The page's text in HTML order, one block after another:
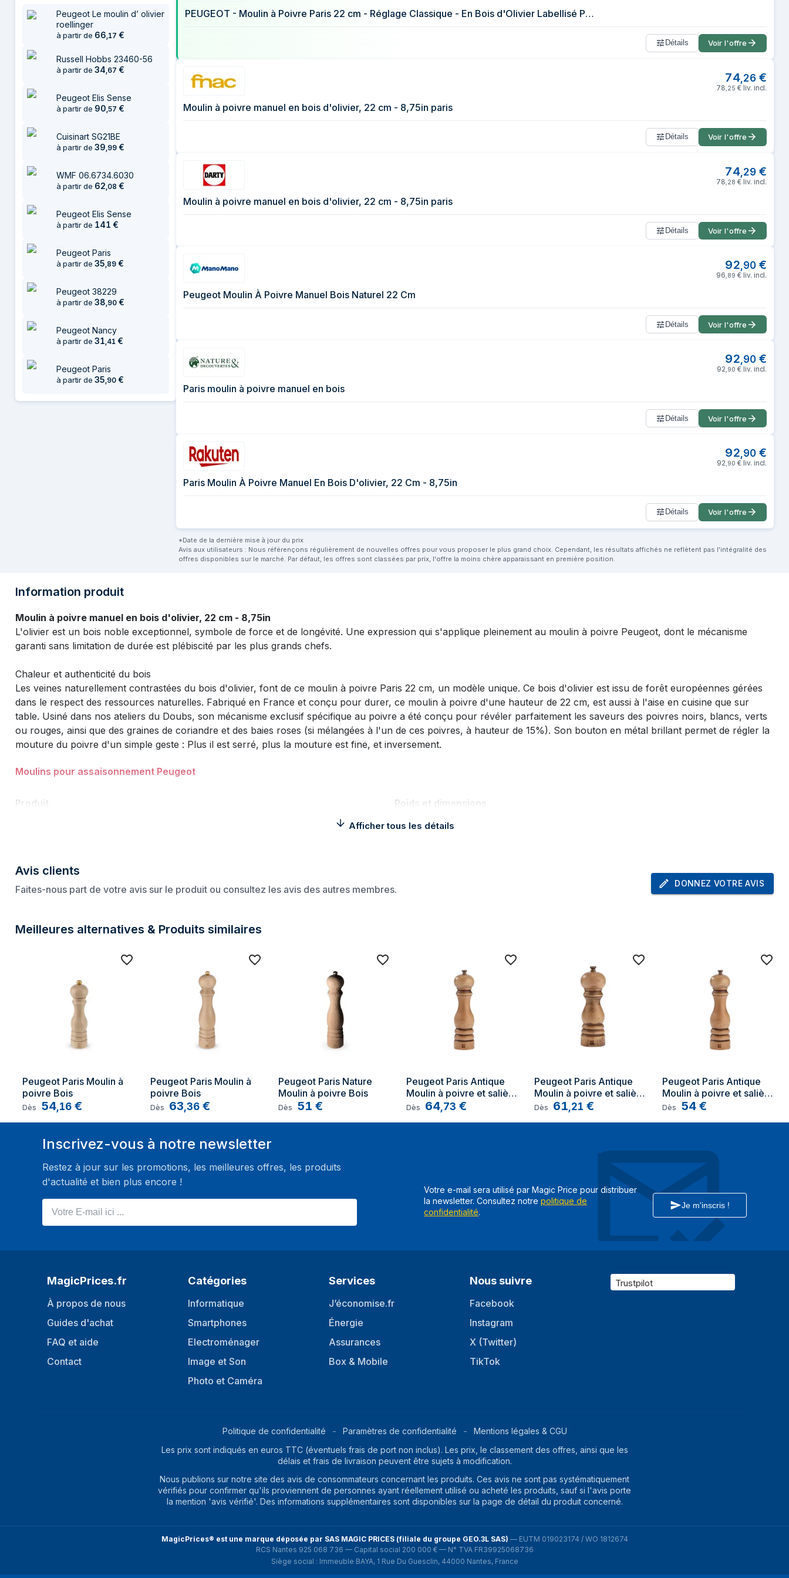
3 août 2026
92,90 €
6 août 2026
6 août 2026
Peugeot Le moulin d’ olivier
roellinger
à partir de 66,17 €
Russell Hobbs 23460-56
à partir de 34,67 €
Peugeot Elis Sense
à partir de 90,57 €
Cuisinart SG21BE
à partir de 39,99 €
WMF 06.6734.6030
à partir de 62,08 €
Peugeot Elis Sense
à partir de 141 €
Peugeot Paris
à partir de 35,89 €
Peugeot 38229
à partir de 38,90 €
Peugeot Nancy
à partir de 31,41 €
Peugeot Paris
à partir de 35,90 €
PEUGEOT - Moulin à Poivre Paris 22 cm - Réglage Classique - En Bois d'Olivier Labellisé PEFC - Fabrication Française
Détails Voir l'offre
74 26 €
78 25 € liv. incl.
Moulin à poivre manuel en bois d'olivier, 22 cm - 8,75in paris
Détails Voir l'offre
74 29 €
78 28 € liv. incl.
Moulin à poivre manuel en bois d'olivier, 22 cm - 8,75in paris
Détails Voir l'offre
92,90 €
96 89 € liv. incl.
Peugeot Moulin À Poivre Manuel Bois Naturel 22 Cm
Détails Voir l'offre
92,90 €
92 90 € liv. incl.
Paris moulin à poivre manuel en bois
Détails Voir l'offre
92 90 €
92 90 € liv. incl.
Paris Moulin À Poivre Manuel En Bois D'olivier, 22 Cm - 8,75in
Détails Voir l'offre
*Date de la dernière mise à jour du prix
Avis aux utilisateurs : Nous référençons régulièrement de nouvelles offres pour vous proposer le plus grand choix. Cependant, les résultats affichés ne reflètent pas l'intégralité des
offres disponibles sur le marché. Par défaut, les offres sont classées par prix, l'offre la moins chère apparaissant en première position.
Information produit
Moulin à poivre manuel en bois d'olivier, 22 cm - 8,75in
L'olivier est un bois noble exceptionnel, symbole de force et de longévité. Une expression qui s'applique pleinement au moulin à poivre Peugeot, dont le mécanisme
garanti sans limitation de durée est plébiscité par les plus grands chefs.
Chaleur et authenticité du bois
Les veines naturellement contrastées du bois d'olivier, font de ce moulin à poivre Paris 22 cm, un modèle unique. Ce bois d'olivier est issu de forêt européennes gérées
dans le respect des ressources naturelles. Fabriqué en France et conçu pour durer, ce moulin à poivre d'une hauteur de 22 cm, est aussi à l'aise en cuisine que sur
table. Usiné dans nos ateliers du Doubs, son mécanisme exclusif spécifique au poivre a été conçu pour révéler parfaitement les saveurs des poivres noirs, blancs, verts
ou rouges, ainsi que des graines de coriandre et des baies roses (si mélangées à l'un de ces poivres, à hauteur de 15%). Son bouton en métal brillant permet de régler la
mouture du poivre d'un simple geste : Plus il est serré, plus la mouture est fine, et inversement.
Moulins pour assaisonnement Peugeot
Produit
Marque
Puissance
Poids et dimensions
Hauteur
Meilleures utilisations Poivre
Données logistiques
Pays d'origine France
Afficher tous les détails
Avis clients
Faites-nous part de votre avis sur le produit ou consultez les avis des autres membres.
DONNEZ VOTRE AVIS
Meilleures alternatives & Produits similaires
Peugeot Paris Moulin à
poivre Bois
Dès 54 16 €
Peugeot Paris Moulin à
poivre Bois
Dès 63 36 €
Peugeot Paris Nature
Moulin à poivre Bois
Dès 51 €
Peugeot Paris Antique
Moulin à poivre et salière
Bois
Dès 64 73 €
Peugeot Paris Antique
Moulin à poivre et salière
Bois
Dès 61 21 €
Peugeot Paris Antique
Moulin à poivre et salière
Bois
Dès 54 €
Inscrivez-vous à notre newsletter
Restez à jour sur les promotions, les meilleures offres, les produits
d'actualité et bien plus encore !
Votre e-mail sera utilisé par Magic Price pour distribuer
la newsletter. Consultez notre politique de
confidentialité.
Je m'inscris !
MagicPrices.fr
À propos de nous
Guides d'achat
FAQ et aide
Contact
Catégories
Informatique
Smartphones
Electroménager
Image et Son
Photo et Caméra
Services
J’économise.fr
Énergie
Assurances
Box & Mobile
Nous suivre
Facebook
Instagram
X (Twitter)
TikTok
Trustpilot
Politique de confidentialité Paramètres de confidentialité
Mentions légales & CGU
Les prix sont indiqués en euros TTC (éventuels frais de port non inclus). Les prix, le classement des offres, ainsi que les
délais et frais de livraison peuvent être sujets à modification.
Nous publions sur notre site des avis de consommateurs concernant les produits. Ces avis ne sont pas systématiquement
vérifiés pour confirmer qu'ils proviennent de personnes ayant réellement utilisé ou acheté les produits, sauf si l'avis porte
la mention 'avis vérifié'. Des informations supplémentaires sont disponibles sur la page de détail du produit concerné.
MagicPrices® est une marque déposée par SAS MAGIC PRICES (filiale du groupe GEO.3L SAS) — EUTM 019023174 / WO 1812674
RCS Nantes 925 068 736 — Capital social 200 000 € — N° TVA FR39925068736
Siège social : Immeuble BAYA, 1 Rue Du Guesclin, 44000 Nantes, France